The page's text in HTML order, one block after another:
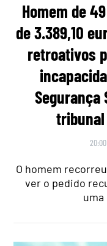
Homem de
de 3.389,10
retroativos
Segurança
O homem
ver o pedido